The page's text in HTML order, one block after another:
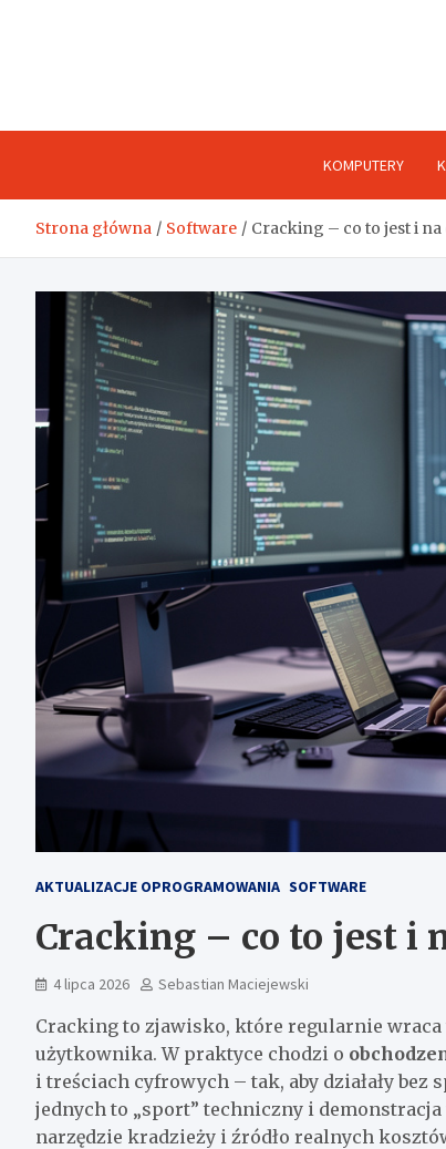
KOMPUTERY
Strona główna Software Cracking – co to jest i na
AKTUALIZACJE OPROGRAMOWANIA SOFTWARE
Cracking – co to jest i
4 lipca 2026 Sebastian Maciejewski
Cracking to zjawisko, które regularnie
użytkownika. W praktyce chodzi o
i treściach cyfrowych – tak, aby działały
jednych to „sport” techniczny i
narzędzie kradzieży i źródło realnych